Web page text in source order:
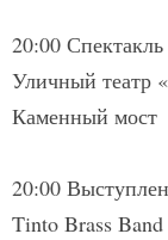
20:00
Уличный театр
Каменный мост
20:00
Tinto Brass